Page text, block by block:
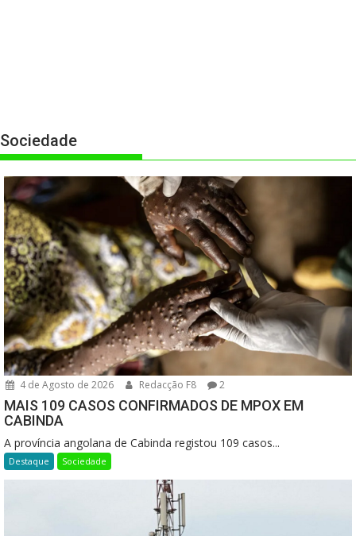
Sociedade
4 de Agosto de 2026 Redacção F8 2
MAIS 109 CASOS CONFIRMADOS DE MPOX EM
CABINDA
A província angolana de Cabinda registou 109 casos...
Destaque Sociedade